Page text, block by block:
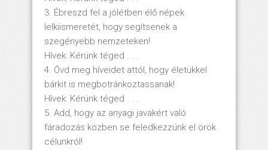
3. Ébreszd fel a jólétben élő népek
lelkiismeretét, hogy segítsenek a
szegényebb nemzeteken!
Hívek: Kérünk téged . . .
4. Óvd meg híveidet attól, hogy életükkel
bárkit is megbotránkoztassanak!
Hívek: Kérünk téged . . .
5. Add, hogy az anyagi javakért való
fáradozás közben se feledkezzünk el örök
célunkról!